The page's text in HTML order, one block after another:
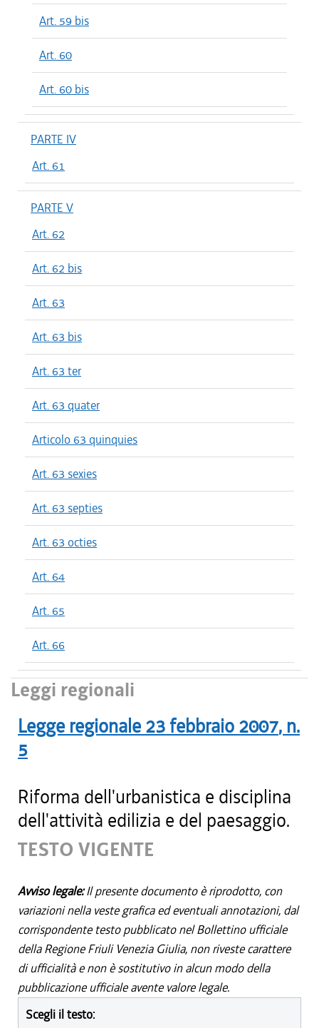
Art. 59 bis
Art. 60
Art. 60 bis
PARTE IV
Art. 61
PARTE V
Art. 62
Art. 62 bis
Art. 63
Art. 63 bis
Art. 63 ter
Art. 63 quater
Articolo 63 quinquies
Art. 63 sexies
Art. 63 septies
Art. 63 octies
Art. 64
Art. 65
Art. 66
Leggi regionali
Legge regionale 23 febbraio 2007, n.
5
Riforma dell'urbanistica e disciplina
dell'attività edilizia e del paesaggio.
TESTO VIGENTE
Avviso legale:Il presente documento è riprodotto, con
variazioni nella veste grafica ed eventuali annotazioni, dal
corrispondente testo pubblicato nel Bollettino ufficiale
della Regione Friuli Venezia Giulia, non riveste carattere
di ufficialità e non è sostitutivo in alcun modo della
pubblicazione ufficiale avente valore legale.
Scegli il testo: